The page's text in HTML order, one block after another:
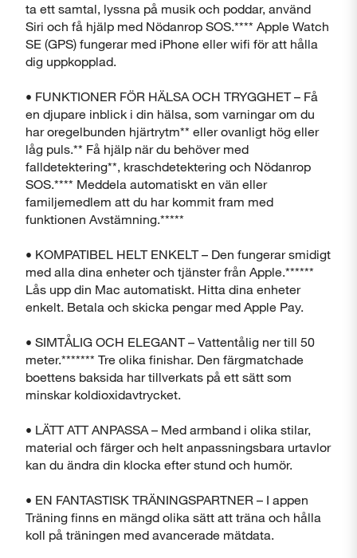
ta ett samtal, lyssna på musik och poddar, använd
Siri och få hjälp med Nödanrop SOS.**** Apple Watch
SE (GPS) fungerar med iPhone eller wifi för att hålla
dig uppkopplad.
• FUNKTIONER FÖR HÄLSA OCH TRYGGHET – Få
en djupare inblick i din hälsa, som varningar om du
har oregelbunden hjärtrytm** eller ovanligt hög eller
låg puls.** Få hjälp när du behöver med
falldetektering**, kraschdetektering och Nödanrop
SOS.**** Meddela automatiskt en vän eller
familjemedlem att du har kommit fram med
funktionen Avstämning.*****
• KOMPATIBEL HELT ENKELT – Den fungerar smidigt
med alla dina enheter och tjänster från Apple.******
Lås upp din Mac automatiskt. Hitta dina enheter
enkelt. Betala och skicka pengar med Apple Pay.
• SIMTÅLIG OCH ELEGANT – Vattentålig ner till 50
meter.******* Tre olika finishar. Den färgmatchade
boettens baksida har tillverkats på ett sätt som
minskar koldioxidavtrycket.
• LÄTT ATT ANPASSA – Med armband i olika stilar,
material och färger och helt anpassningsbara urtavlor
kan du ändra din klocka efter stund och humör.
• EN FANTASTISK TRÄNINGSPARTNER – I appen
Träning finns en mängd olika sätt att träna och hålla
koll på träningen med avancerade mätdata.